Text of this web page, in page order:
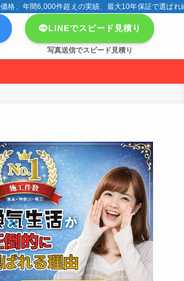
格、年間6,000件超えの実績、最大10年保証で選ばれ
LINEでスピード見積り
写真送信でスピード見積り